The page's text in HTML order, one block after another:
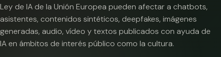
Ley de IA de la Unión Europea pueden afectar a chatbots,
asistentes, contenidos sintéticos, deepfakes, imágenes
generadas, audio, vídeo y textos publicados con ayuda de
IA en ámbitos de interés público como la cultura.